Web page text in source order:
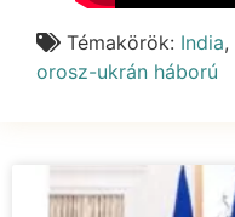
Témakörök: India,
orosz-ukrán háború